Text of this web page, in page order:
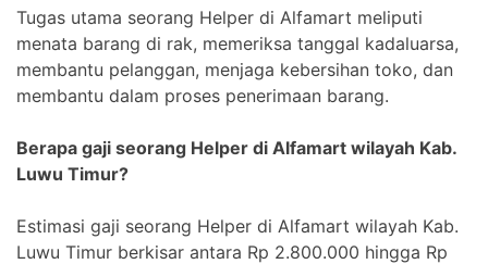
Tugas utama seorang Helper di Alfamart meliputi
menata barang di rak, memeriksa tanggal kadaluarsa,
membantu pelanggan, menjaga kebersihan toko, dan
membantu dalam proses penerimaan barang.
Berapa gaji seorang Helper di Alfamart wilayah Kab.
Luwu Timur?
Estimasi gaji seorang Helper di Alfamart wilayah Kab.
Luwu Timur berkisar antara Rp 2.800.000 hingga Rp